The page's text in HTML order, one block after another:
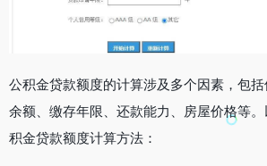
公积金贷款额度的计算涉及多个因素，包
余额、缴存年限、还款能力、房屋价格等
积金贷款额度计算方法：